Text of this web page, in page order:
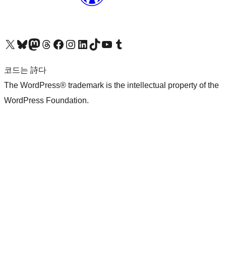
X(이전 트위터) 계정 방문하기블루스카이 계정 방문하기마스토돈 계정 방문하기스레드 계정 방문하기 페이스북 페이지 방문하기인스타그램 계정 방문하기 LinkedIn 계정 방문하기틱톡 계정 방문하기유튜브 채널 방문하기 텀블러 계정 방문하기
코드는 詩다
The WordPress® trademark is the intellectual property of the
WordPress Foundation.